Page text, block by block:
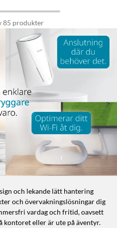
och lekande lätt hantering
och övervakningslösningar dig
vardag och fritid, oavsett
kontoret eller är ute på äventyr.
85 produkter